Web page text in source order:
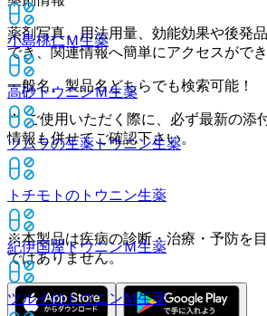
小島桃仁Ｍ生薬
高砂トウニンＭ生薬
ツムラの生薬トウニン生薬
トチモトのトウニン生薬
紀伊国屋トウニンＭ生薬
ツルイのトウニンＭ生薬
薬剤写真、用法用量、効能効果や後発
でき、関連情報へ簡単にアクセスができ
一般名、製品名どちらでも検索可能！
※ ご使用いただく際に、必ず最新の添
情報も併せてご確認下さい。
※本製品は疾病の診断・治療・予防を
ではありません。